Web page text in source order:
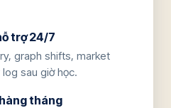
trợ 24/7
graph shifts, market
sau giờ học.
tháng